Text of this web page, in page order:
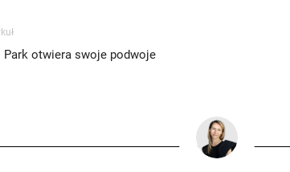
Park otwiera swoje podwoje